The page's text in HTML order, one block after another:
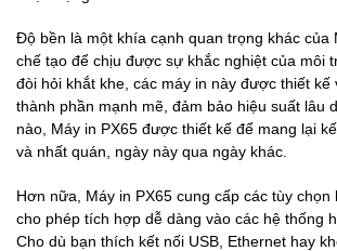
Độ bền là một khía cạnh quan trọng khác của
chế tạo để chịu được sự khắc nghiệt của môi
đòi hỏi khắt khe, các máy in này được thiết kế
thành phần mạnh mẽ, đảm bảo hiệu suất lâu
nào, Máy in PX65 được thiết kế để mang lại
và nhất quán, ngày này qua ngày khác.
Hơn nữa, Máy in PX65 cung cấp các tùy chọn
cho phép tích hợp dễ dàng vào các hệ thống
Cho dù bạn thích kết nối USB, Ethernet hay